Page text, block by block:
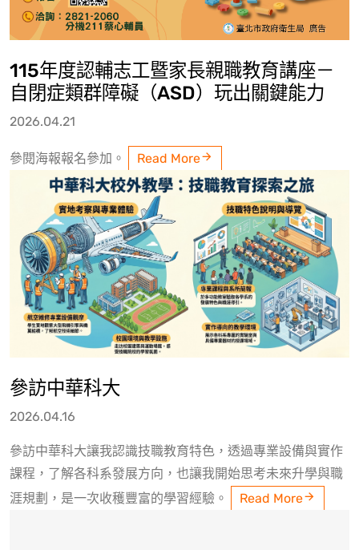
115年度認輔志工暨家長親職教育講座－
自閉症類群障礙（ASD）玩出關鍵能力
2026.04.21
參閱海報報名參加。 Read More
參訪中華科大
2026.04.16
參訪中華科大讓我認識技職教育特色，透過專業設備與實作
課程，了解各科系發展方向，也讓我開始思考未來升學與職
涯規劃，是一次收穫豐富的學習經驗。
Read More